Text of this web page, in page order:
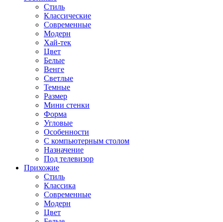
Стиль
Классические
Современные
Модерн
Хай-тек
Цвет
Белые
Венге
Светлые
Темные
Размер
Мини стенки
Форма
Угловые
Особенности
С компьютерным столом
Назначение
Под телевизор
Прихожие
Стиль
Классика
Современные
Модерн
Цвет